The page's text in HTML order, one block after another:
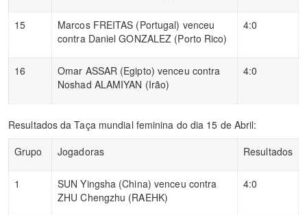
15
Marcos FREITAS (Portugal) venceu
contra Daniel GONZALEZ (Porto Rico)
4:0
16
Omar ASSAR (Egipto) venceu contra
Noshad ALAMIYAN (Irão)
4:0
Resultados da Taça mundial feminina do dia 15 de Abril:
Grupo
Jogadoras Resultados
1
SUN Yingsha (China) venceu contra
ZHU Chengzhu (RAEHK)
4:0